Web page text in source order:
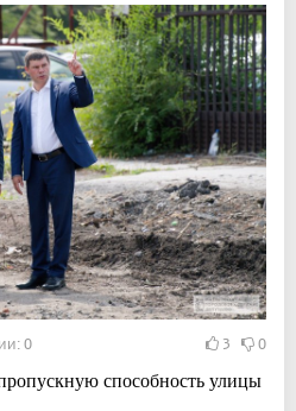
0 3 0
способность улицы